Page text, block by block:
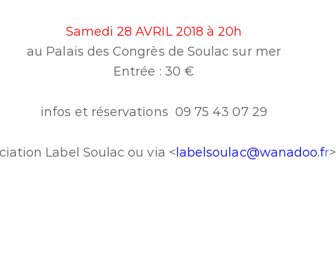
Samedi 28 AVRIL2018 à 20h
au Palais des Congrès de Soulac sur mer
Entrée : 30 €
infos et réservations 09 75 43 07 29
Label Soulac ou via < labelsoulac@wanadoo.fr>